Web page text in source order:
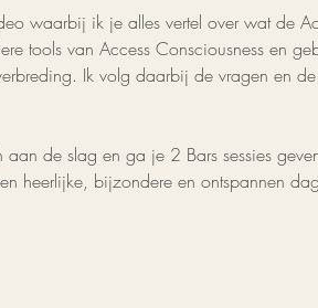
waarbij ik je alles vertel over wat de
tools van Access Consciousness en
Ik volg daarbij de vragen en
de slag en ga je 2 Bars sessies
heerlijke, bijzondere en ontspannen